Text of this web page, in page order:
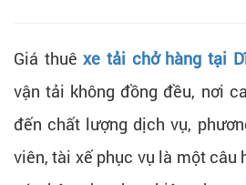
Giá thuêxe tải chở hàng tại
vận tải không đồng đều, nơi
đến chất lượng dịch vụ,
viên, tài xế phục vụ là một câu